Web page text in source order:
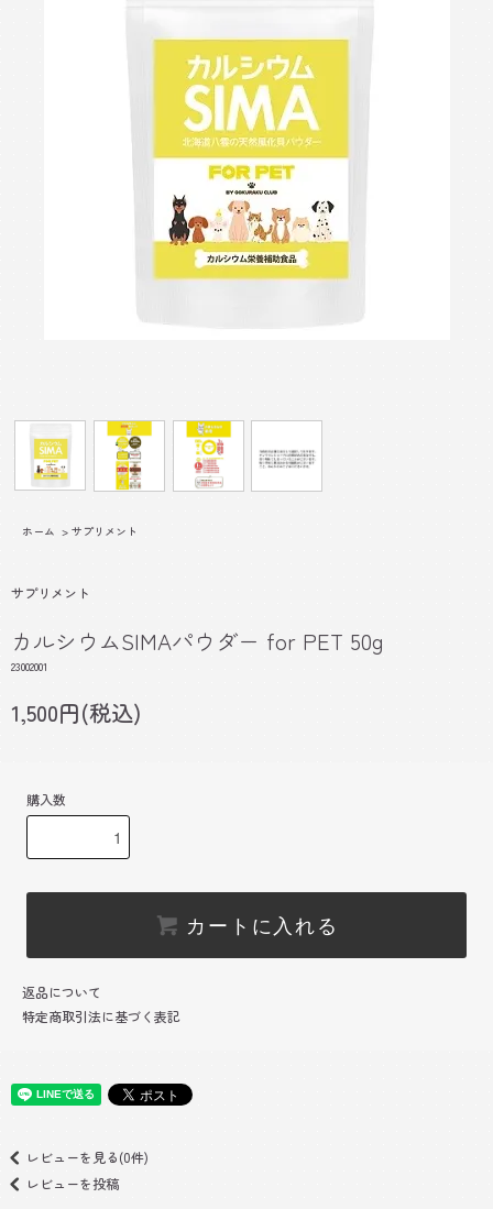
ホーム > サプリメント
サプリメント
カルシウムSIMAパウダー for PET 50g
23002001
1,500円(税込)
購入数
カートに入れる
返品について
特定商取引法に基づく表記
レビューを見る(0件)
レビューを投稿